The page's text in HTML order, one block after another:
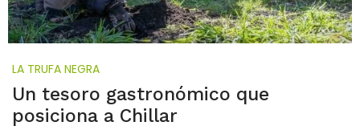
LA TRUFA NEGRA
Un tesoro gastronómico que
posiciona a Chillar